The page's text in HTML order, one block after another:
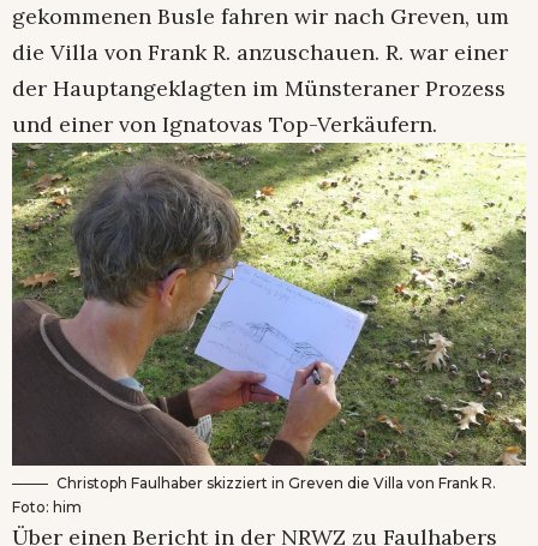
gekommenen Busle fahren wir nach Greven, um
die Villa von Frank R. anzuschauen. R. war einer
der Hauptangeklagten im Münsteraner Prozess
und einer von Ignatovas Top-Verkäufern.
Christoph Faulhaber skizziert in Greven die Villa von Frank R.
Foto: him
Über einen Bericht in der NRWZ zu Faulhabers